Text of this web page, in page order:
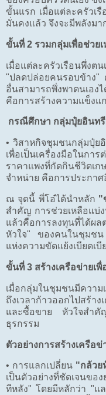
ขั้นแรก เมื่อแต่ละครัวเรื
มั่นคงแล้ว จึงจะมีพลังมา
ขั้นที่ 2 รวมกลุ่มเพื่อช่วย
เมื่อแต่ละครัวเรือนพึ่งต
"ปลดปล่อยคนรอบข้าง"
อื่นสามารถพึ่งพาตนเอง
คือการสร้างความแข็งแ
กรณีศึกษา กลุ่มปุ๋ยอินท
• วิสาหกิจชุมชนกลุ่มปุ๋ย
เพื่อเป็นเครื่องมือในกา
ราคาแพงที่กัดกินชีวิตเก
จำหน่าย คือการประกาศ
ณ จุดนี้ พี่โอ๋ได้นำหลัก "
สำคัญ การช่วยเหลือแบ่
แล้วคือการลงทุนที่ได้
หัวใจ" ของคนในชุมชน
แห่งความขัดแย้งเบียดเ
ขั้นที่ 3 สร้างเครือข่ายเ
เมื่อกลุ่มในชุมชนมีความ
ถึงเวลาก้าวออกไปสร้า
และซื้อขาย หัวใจสำคั
ธุรกรรม
ตัวอย่างการสร้างเครือข่
• การแลกเปลี่ยน "กล้วย
เป็นตัวอย่างที่ชัดเจนขอ
ทีหลัง" โดยมีหลักว่า "แ